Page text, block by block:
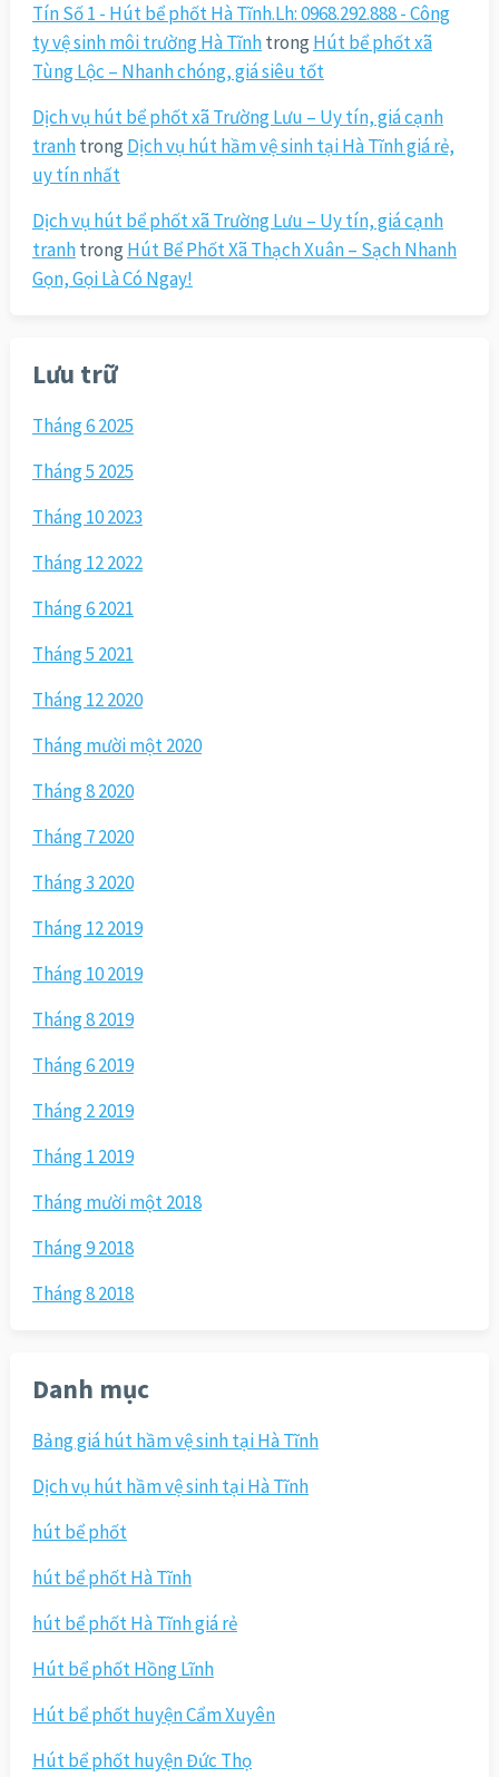
Tín Số 1 - Hút bể phốt Hà Tĩnh.Lh: 0968.292.888 - Công
ty vệ sinh môi trường Hà Tĩnhtrong Hút bể phốt xã
Tùng Lộc – Nhanh chóng, giá siêu tốt
Dịch vụ hút bể phốt xã Trường Lưu – Uy tín, giá cạnh
tranhtrong Dịch vụ hút hầm vệ sinh tại Hà Tĩnh giá rẻ,
uy tín nhất
Dịch vụ hút bể phốt xã Trường Lưu – Uy tín, giá cạnh
tranhtrong Hút Bể Phốt Xã Thạch Xuân – Sạch Nhanh
Gọn, Gọi Là Có Ngay!
Lưu trữ
Tháng 6 2025
Tháng 5 2025
Tháng 10 2023
Tháng 12 2022
Tháng 6 2021
Tháng 5 2021
Tháng 12 2020
Tháng mười một 2020
Tháng 8 2020
Tháng 7 2020
Tháng 3 2020
Tháng 12 2019
Tháng 10 2019
Tháng 8 2019
Tháng 6 2019
Tháng 2 2019
Tháng 1 2019
Tháng mười một 2018
Tháng 9 2018
Tháng 8 2018
Danh mục
Bảng giá hút hầm vệ sinh tại Hà Tĩnh
Dịch vụ hút hầm vệ sinh tại Hà Tĩnh
hút bể phốt
hút bể phốt Hà Tĩnh
hút bể phốt Hà Tĩnh giá rẻ
Hút bể phốt Hồng Lĩnh
Hút bể phốt huyện Cẩm Xuyên
Hút bể phốt huyện Đức Thọ